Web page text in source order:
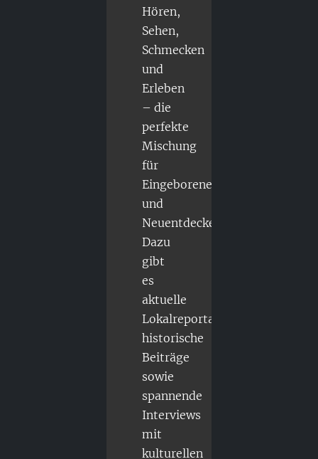
Hören,
Sehen,
Schmecken
und
Erleben
– die
perfekte
Mischung
für
Eingeborene
und
Neuentdecker.
Dazu
gibt
es
aktuelle
Lokalreportagen,
historische
Beiträge
sowie
spannende
Interviews
mit
kulturellen